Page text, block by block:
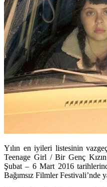
Yılın en iyileri listesinin
Teenage Girl / Bir Genç
Şubat – 6 Mart 2016
Bağımsız Filmler Festivali’nde